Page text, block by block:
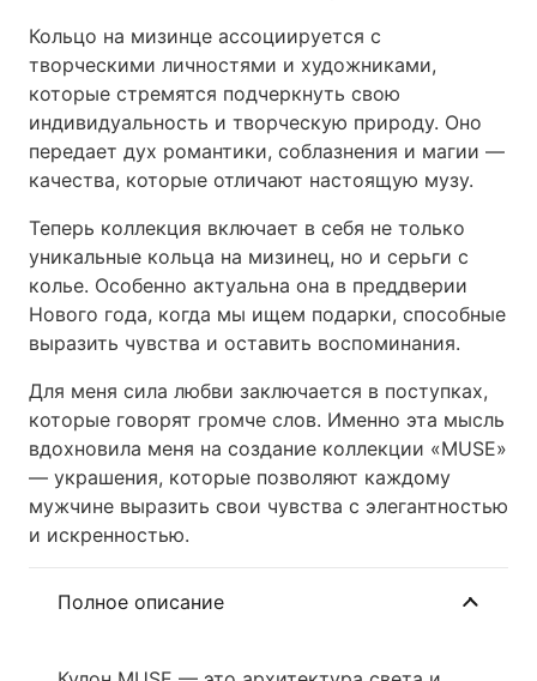
Кольцо на мизинце ассоциируется с
творческими личностями и художниками,
которые стремятся подчеркнуть свою
индивидуальность и творческую природу. Оно
передает дух романтики, соблазнения и магии —
качества, которые отличают настоящую музу.
Теперь коллекция включает в себя не только
уникальные кольца на мизинец, но и серьги с
колье. Особенно актуальна она в преддверии
Нового года, когда мы ищем подарки, способные
выразить чувства и оставить воспоминания.
Для меня сила любви заключается в поступках,
которые говорят громче слов. Именно эта мысль
вдохновила меня на создание коллекции «MUSE»
— украшения, которые позволяют каждому
мужчине выразить свои чувства с элегантностью
и искренностью.
Полное описание